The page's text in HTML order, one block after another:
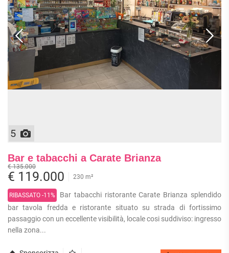
5
Bar e tabacchi a Carate Brianza
€ 135.000
€ 119.000 230 m²
RIBASSATO -11%
Bar tabacchi ristorante Carate Brianza splendido
bar tavola fredda e ristorante situato su strada di fortissimo
passaggio con un eccellente visibilità, locale cosi suddiviso: ingresso
nella zona...